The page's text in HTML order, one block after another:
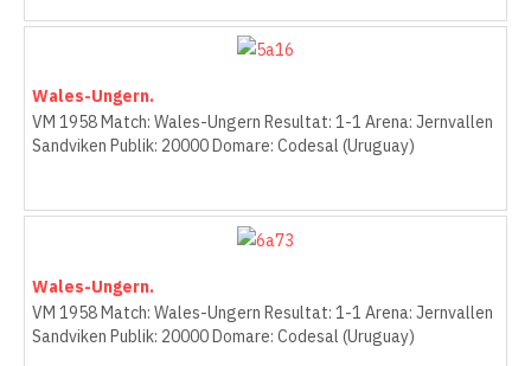
Wales-Ungern.
VM 1958 Match: Wales-Ungern Resultat: 1-1 Arena: Jernvallen
Sandviken Publik: 20000 Domare: Codesal (Uruguay)
Wales-Ungern.
VM 1958 Match: Wales-Ungern Resultat: 1-1 Arena: Jernvallen
Sandviken Publik: 20000 Domare: Codesal (Uruguay)